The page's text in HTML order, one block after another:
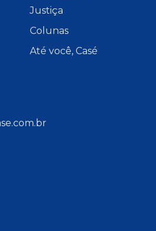
Justiça
Colunas
Até você, Casé